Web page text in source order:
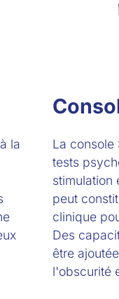
la
La console
tests
stimulation
peut
clinique
Des
être
l'obscurité